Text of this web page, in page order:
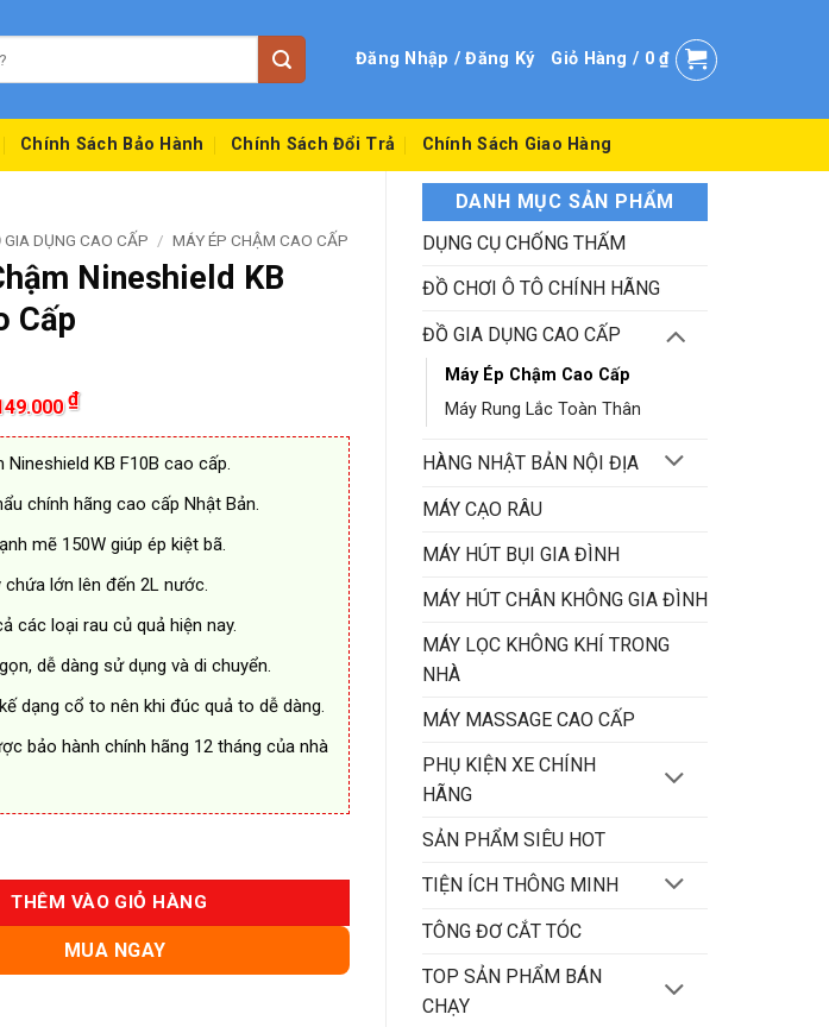
Đăng Nhập / Đăng Ký Giỏ Hàng / 0₫
Chính Sách Bảo Hành Chính Sách Đổi Trả Chính Sách Giao Hàng
DANH MỤC SẢN PHẨM
DỤNG CỤ CHỐNG THẤM
ĐỒ CHƠI Ô TÔ CHÍNH HÃNG
ĐỒ GIA DỤNG CAO CẤP
Máy Ép Chậm Cao Cấp
Máy Rung Lắc Toàn Thân
HÀNG NHẬT BẢN NỘI ĐỊA
MÁY CẠO RÂU
MÁY HÚT BỤI GIA ĐÌNH
MÁY HÚT CHÂN KHÔNG GIA ĐÌNH
MÁY LỌC KHÔNG KHÍ TRONG
NHÀ
MÁY MASSAGE CAO CẤP
PHỤ KIỆN XE CHÍNH
HÃNG
SẢN PHẨM SIÊU HOT
TIỆN ÍCH THÔNG MINH
TÔNG ĐƠ CẮT TÓC
TOP SẢN PHẨM BÁN
CHẠY
GIA DỤNG CAO CẤP / MÁY ÉP CHẬM CAO CẤP
Nineshield KB
Cấp
₫.
₫Giá
hiện
tại
là:
1.149.000 ₫.
Nineshield KB F10B cao cấp.
chính hãng cao cấp Nhật Bản.
mẽ 150W giúp ép kiệt bã.
chứa lớn lên đến 2L nước.
các loại rau củ quả hiện nay.
dễ dàng sử dụng và di chuyển.
dạng cổ to nên khi đúc quả to dễ dàng.
bảo hành chính hãng 12 tháng của nhà
KB F10B Cao Cấp số lượng
THÊM VÀO GIỎ HÀNG
MUA NGAY